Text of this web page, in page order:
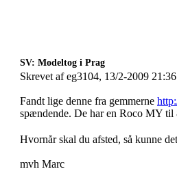
SV: Modeltog i Prag
Skrevet af eg3104, 13/2-2009
Fandt lige denne fra gemmerne
spændende. De har en Roco MY til
Hvornår skal du afsted, så kunne
mvh Marc